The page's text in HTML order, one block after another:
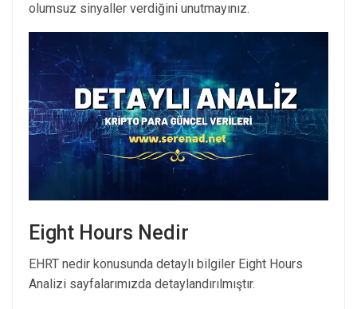
olumsuz sinyaller verdiğini unutmayınız.
Eight Hours Nedir
EHRT nedir konusunda detaylı bilgiler Eight Hours
Analizi sayfalarımızda detaylandırılmıştır.